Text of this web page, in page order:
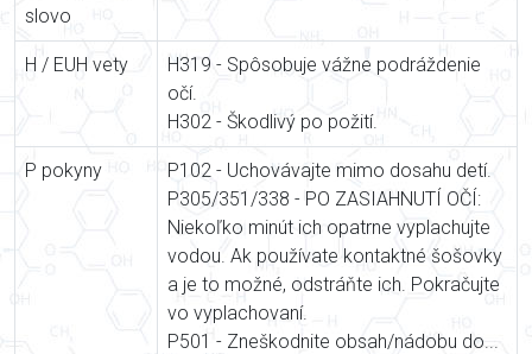
slovo
H / EUH vety
H319 - Spôsobuje vážne podráždenie
očí.
H302 - Škodlivý po požití.
P pokyny
P102 - Uchovávajte mimo dosahu detí.
P305/351/338 - PO ZASIAHNUTÍ OČÍ:
Niekoľko minút ich opatrne vyplachujte
vodou. Ak používate kontaktné šošovky
a je to možné, odstráňte ich. Pokračujte
vo vyplachovaní.
P501 - Zneškodnite obsah/nádobu do...